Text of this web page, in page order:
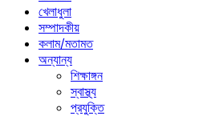
খেলাধুলা
সম্পাদকীয়
কলাম/মতামত
অন্যান্য
শিক্ষাঙ্গন
স্বাস্থ্য
প্রযুক্তি